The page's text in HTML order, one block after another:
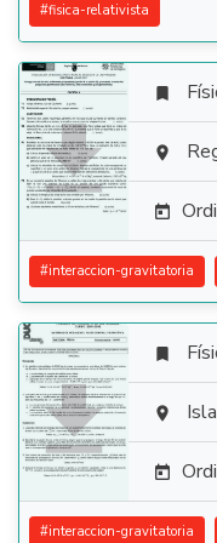
#fisica-relativista




#interaccion-gravitatoria




#interaccion-gravitatoria